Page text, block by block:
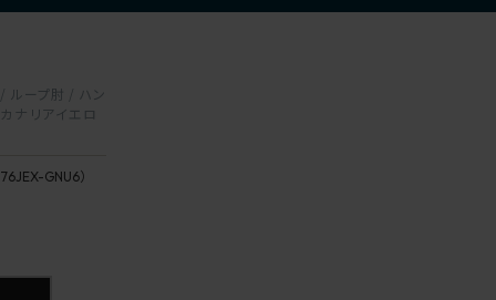
ループ肘 / ハン
ナリアイエロ
GNU6）